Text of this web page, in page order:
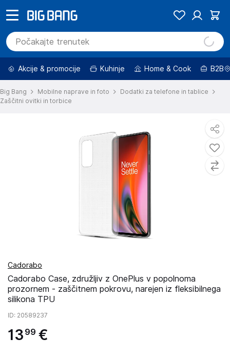
Akcije & promocije Kuhinje Home & Cook B2B
Big Bang Mobilne naprave in foto
Dodatki za telefone in tablice
Zaščitni ovitki in torbice
Cadorabo
Cadorabo Case, združljiv z OnePlus v popolnoma
prozornem - zaščitnem pokrovu, narejen iz fleksibilnega
silikona TPU
ID: 20589237
13 99 €